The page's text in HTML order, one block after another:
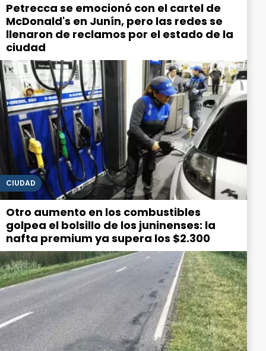
Petrecca se emocionó con el cartel de
McDonald's en Junín, pero las redes se
llenaron de reclamos por el estado de la
ciudad
CIUDAD
Otro aumento en los combustibles
golpea el bolsillo de los juninenses: la
nafta premium ya supera los $2.300